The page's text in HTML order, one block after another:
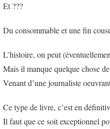
Et ???
Du consommable et une fin
L’histoire, on peut
Mais il manque quelque chose
Venant d’une journaliste
Ce type de livre, c’est en
Il faut que ce soit exceptionnel